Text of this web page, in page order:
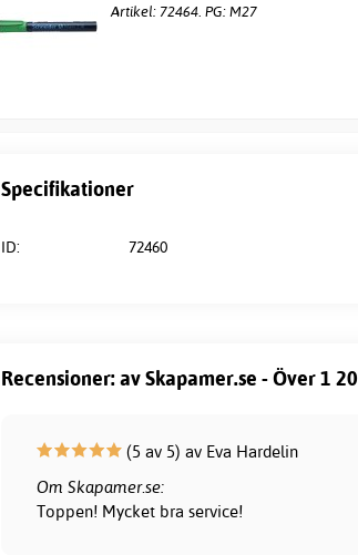
Artikel: 72464. PG: M27
Specifikationer
ID: 72460
Recensioner: av Skapamer.se - Över 1
(5 av 5) av Eva Hardelin
Om Skapamer.se:
Toppen! Mycket bra service!